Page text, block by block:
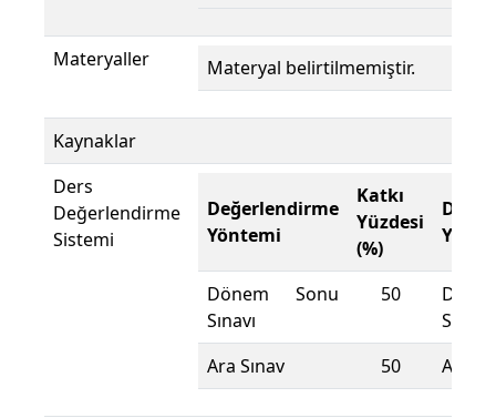
Materyaller Materyal belirtilmemiştir.
Kaynaklar
Ders
Değerlendirme
Sistemi
Değerlendirme
Yöntemi
Katkı
Yüzdesi
(%)
Dönem Sonu
Sınavı
50
Sınavı
Ara Sınav
50 Ara